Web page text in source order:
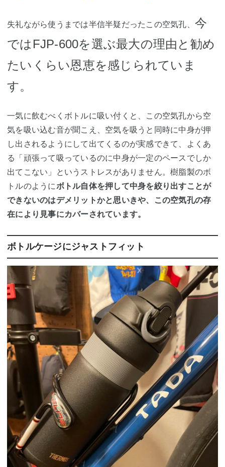
失礼ながら使うまでは半信半疑だったこの空気孔、 今
ではFJP-600を選ぶ最大の理由と勧め
たいくらい恩恵を感じられていま
す。
一気に飲むべくボトルに吸い付くと、この空気孔から空
気を吸い込む音が聞こえ、空気を吸うと同時に中身が押
し出されるようにして出てくるのが実感できて、よくあ
る「頑張って吸っているのに中身が一定のペースでしか
出てこない」というストレスがありません。樹脂製のボ
トルのようにボトル自体を押して中身を絞り出すことが
できないのはデメリットかと思いきや、この空気孔の存
在により見事にカバーされています。
ボトルケージにジャストフィット